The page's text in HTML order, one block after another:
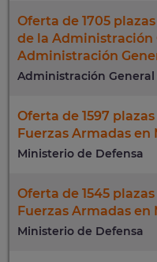
Oferta de 1705
de la Administración
Administración
Administración General
Oferta de 1597
Fuerzas Armadas
Ministerio de Defensa
Oferta de 1545
Fuerzas Armadas
Ministerio de Defensa